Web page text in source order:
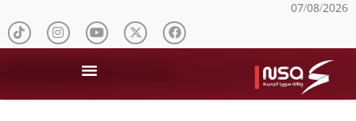
07/08/2026